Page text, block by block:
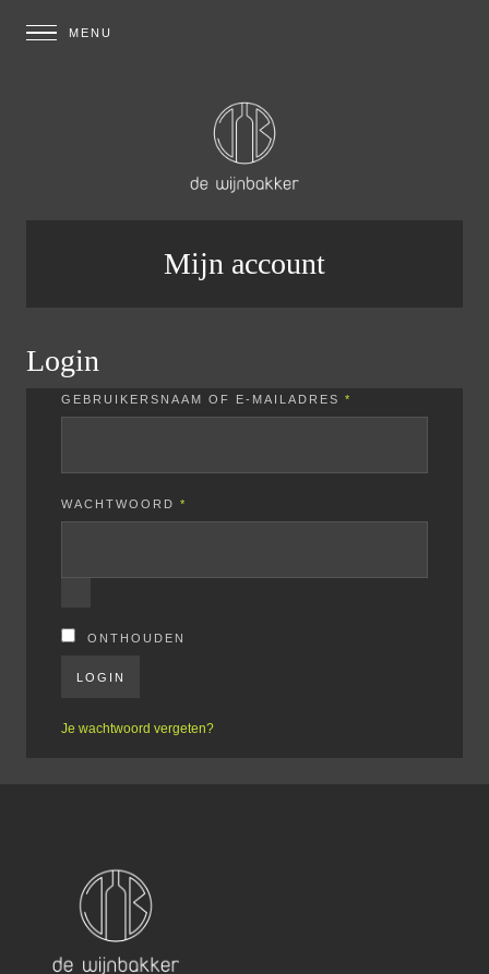
Mijn account
Login
GEBRUIKERSNAAM OF E-MAILADRES *
WACHTWOORD *
ONTHOUDEN
LOGIN
Je wachtwoord vergeten?